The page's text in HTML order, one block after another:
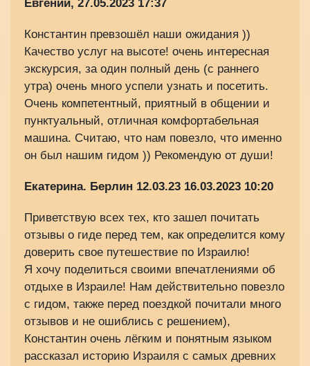
Евгений, 27.05.2023 17:37
Константин превзошёл наши ожидания ))
Качество услуг на высоте! очень интересная
экскурсия, за один полный день (с раннего
утра) очень много успели узнать и посетить.
Очень компетентный, приятный в общении и
пунктуальный, отличная комфортабельная
машина. Считаю, что нам повезло, что именно
он был нашим гидом )) Рекомендую от души!
Екатерина. Берлин 12.03.23 16.03.2023 10:20
Приветствую всех тех, кто зашел почитать
отзывы о гиде перед тем, как определится кому
доверить свое путешествие по Израилю!
Я хочу поделиться своими впечатлениями об
отдыхе в Израиле! Нам действительно повезло
с гидом, также перед поездкой почитали много
отзывов и не ошиблись с решением),
Константин очень лёгким и понятным языком
рассказал историю Израиля с самых древних